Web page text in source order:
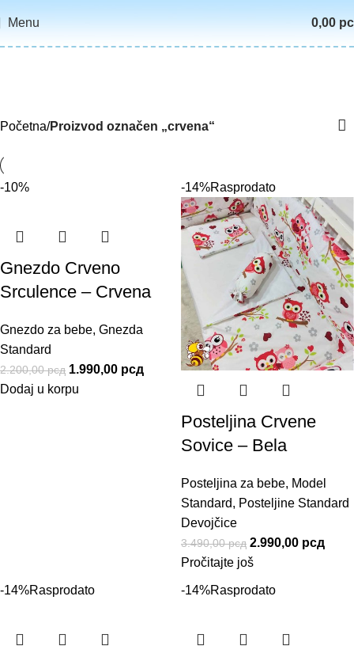
Menu 0,00
Početna Proizvod označen „crvena“
-10%
Gnezdo Crveno
Srculence – Crvena
Gnezdo za bebe, Gnezda
Standard
2.200,00рсд 1.990,00 рсд
Dodaj u korpu
-14%Rasprodato
Posteljina Crvene
Sovice – Bela
Posteljina za bebe, Model
Standard, Posteljine Standard
Devojčice
3.490,00рсд 2.990,00 рсд
Pročitajte još
-14%Rasprodato -14%Rasprodato